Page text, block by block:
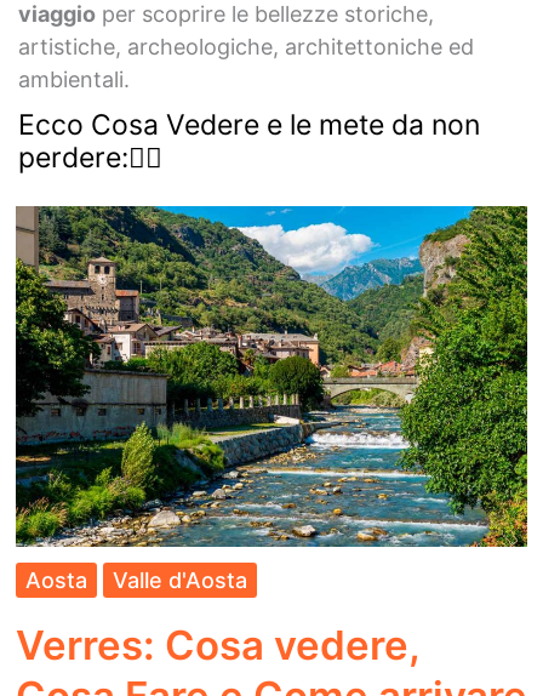
viaggio per scoprire le bellezze storiche,
artistiche, archeologiche, architettoniche ed
ambientali.
Ecco Cosa Vedere e le mete da non
perdere:👇🏻
Aosta Valle d'Aosta
Verres: Cosa vedere,